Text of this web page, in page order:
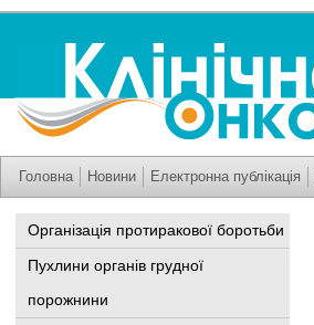
Головна Новини Електронна публікація
Організація протиракової боротьби
Пухлини органів грудної
порожнини